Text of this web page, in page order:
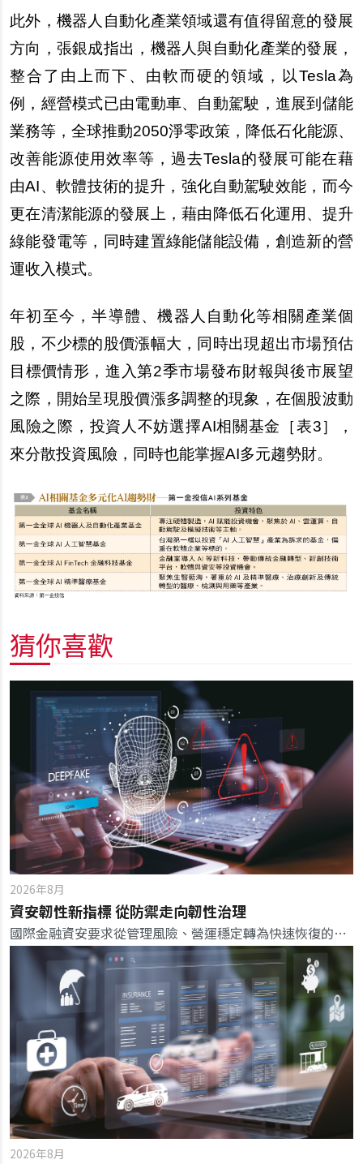
此外，機器人自動化產業領域還有值得留意的發展
方向，張銀成指出，機器人與自動化產業的發展，
整合了由上而下、由軟而硬的領域，以Tesla為
例，經營模式已由電動車、自動駕駛，進展到儲能
業務等，全球推動2050淨零政策，降低石化能源、
改善能源使用效率等，過去Tesla的發展可能在藉
由AI、軟體技術的提升，強化自動駕駛效能，而今
更在清潔能源的發展上，藉由降低石化運用、提升
綠能發電等，同時建置綠能儲能設備，創造新的營
運收入模式。
年初至今，半導體、機器人自動化等相關產業個
股，不少標的股價漲幅大，同時出現超出市場預估
目標價情形，進入第2季市場發布財報與後市展望
之際，開始呈現股價漲多調整的現象，在個股波動
風險之際，投資人不妨選擇AI相關基金［表3］，
來分散投資風險，同時也能掌握AI多元趨勢財。
猜你喜歡
2026年8月
資安韌性新指標 從防禦走向韌性治理
國際金融資安要求從管理風險、營運穩定轉為快速恢復的韌性，成為新一代銀行的核心競爭優勢。
2026年8月